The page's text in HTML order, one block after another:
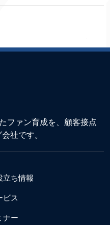
ファン育成を、顧客接点
社です。
立ち情報
ビス
ナー